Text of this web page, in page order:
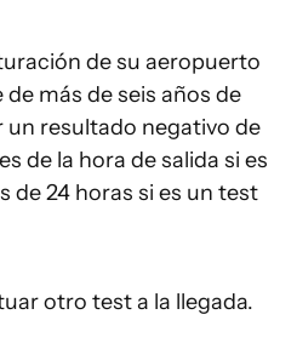
de su aeropuerto
más de seis años de
resultado negativo de
de la hora de salida si es
de 24 horas si es un test
otro test a la llegada.